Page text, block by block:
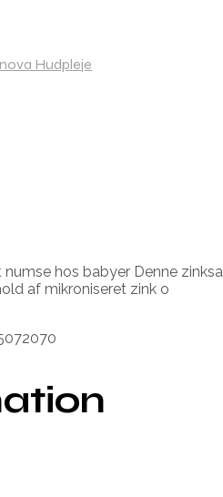
Hudpleje
hos babyer Denne
af mikroniseret zink o